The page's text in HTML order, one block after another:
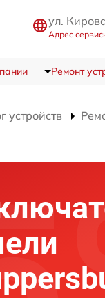
ул.
Адрес
Ремонт
устройств